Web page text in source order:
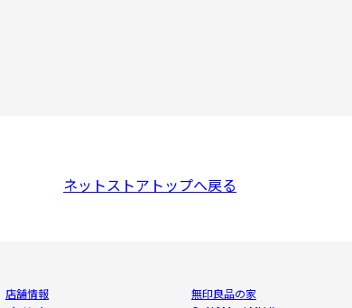
ネットストアトップへ戻る
店舗情報
無印良品の家